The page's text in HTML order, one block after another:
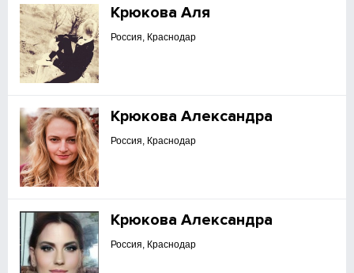
Крюкова Аля
Россия, Краснодар
Крюкова Александра
Россия, Краснодар
Крюкова Александра
Россия, Краснодар